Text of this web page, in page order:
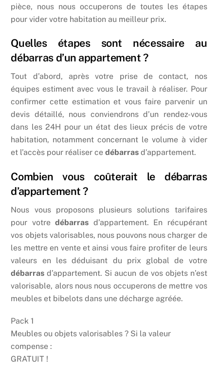
pièce, nous nous occuperons de toutes les étapes
pour vider votre habitation au meilleur prix.
Quelles étapes sont nécessaire au
débarras d’un appartement ?
Tout d’abord, après votre prise de contact, nos
équipes estiment avec vous le travail à réaliser. Pour
confirmer cette estimation et vous faire parvenir un
devis détaillé, nous conviendrons d’un rendez-vous
dans les 24H pour un état des lieux précis de votre
habitation, notamment concernant le volume à vider
et l’accès pour réaliser cedébarras d’appartement.
Combien vous coûterait le débarras
d’appartement ?
Nous vous proposons plusieurs solutions tarifaires
pour votredébarras d’appartement. En récupérant
vos objets valorisables, nous pouvons nous charger de
les mettre en vente et ainsi vous faire profiter de leurs
valeurs en les déduisant du prix global de votre
débarras d’appartement. Si aucun de vos objets n’est
valorisable, alors nous nous occuperons de mettre vos
meubles et bibelots dans une décharge agréée.
Pack 1
Meubles ou objets valorisables ? Si la valeur
compense :
GRATUIT !